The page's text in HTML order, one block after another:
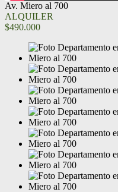
Av. Miero al 700
ALQUILER
$490.000